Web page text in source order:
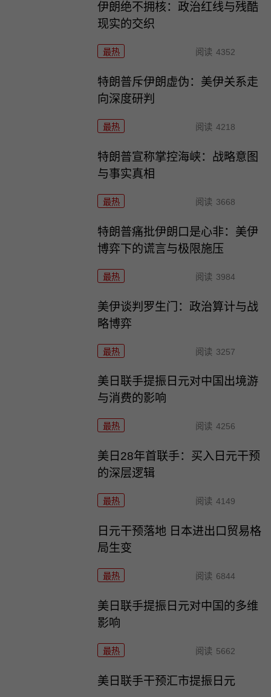
伊朗绝不拥核：政治红线与残酷
现实的交织
最热 阅读 4352
特朗普斥伊朗虚伪：美伊关系走
向深度研判
最热 阅读 4218
特朗普宣称掌控海峡：战略意图
与事实真相
最热 阅读 3668
特朗普痛批伊朗口是心非：美伊
博弈下的谎言与极限施压
最热 阅读 3984
美伊谈判罗生门：政治算计与战
略博弈
最热 阅读 3257
美日联手提振日元对中国出境游
与消费的影响
最热 阅读 4256
美日28年首联手：买入日元干预
的深层逻辑
最热 阅读 4149
日元干预落地 日本进出口贸易格
局生变
最热 阅读 6844
美日联手提振日元对中国的多维
影响
最热 阅读 5662
美日联手干预汇市提振日元